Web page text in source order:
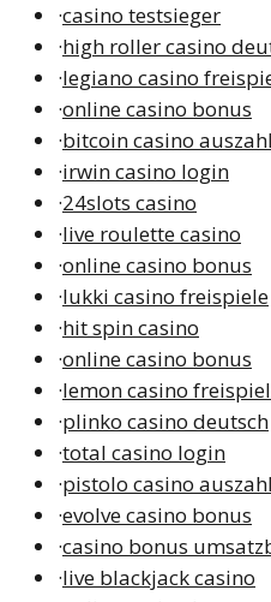
·casino testsieger
·high roller casino
·legiano casino
·online casino bonus
·bitcoin casino
·irwin casino login
·24slots casino
·live roulette casino
·online casino bonus
·lukki casino freispiele
·hit spin casino
·online casino bonus
·lemon casino
·plinko casino deutsch
·total casino login
·pistolo casino
·evolve casino bonus
·casino bonus
·live blackjack casino